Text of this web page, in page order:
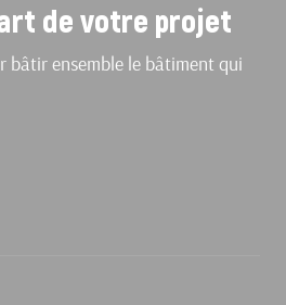
de votre projet
bâtir ensemble le bâtiment qui